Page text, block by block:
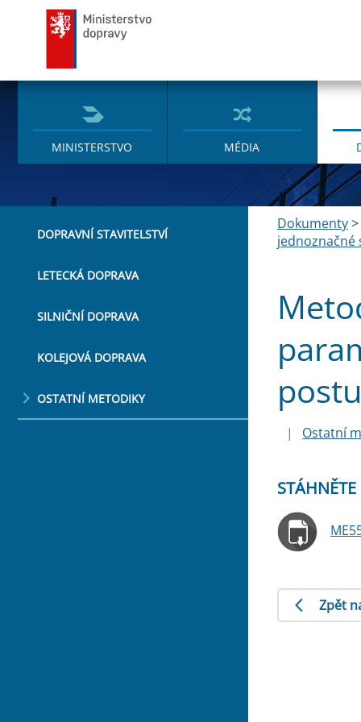
MINISTERSTVO MÉDIA
DOPRAVNÍ STAVITELSTVÍ
LETECKÁ DOPRAVA
SILNIČNÍ DOPRAVA
KOLEJOVÁ DOPRAVA
OSTATNÍ METODIKY
Dokumenty>
jednoznačné
| Ostatní
STÁHNĚTE
Zpět